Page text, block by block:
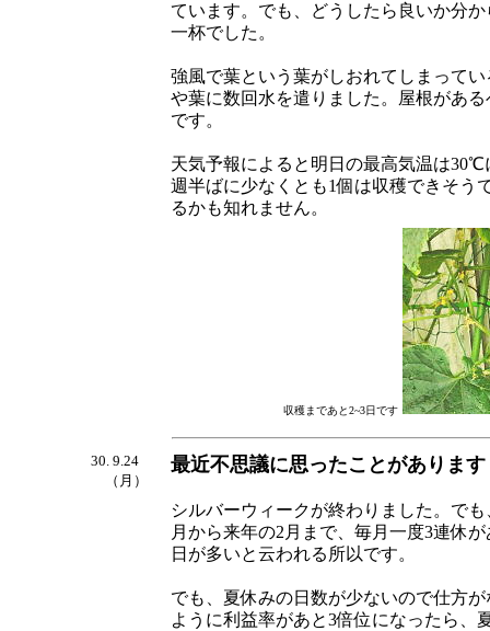
ています。でも、どうしたら良いか分
一杯でした。
強風で葉という葉がしおれてしまって
や葉に数回水を遣りました。屋根があ
です。
天気予報によると明日の最高気温は
週半ばに少なくとも1個は収穫できそう
るかも知れません。
収穫まであと2~3日です
30. 9.24
（月）
最近不思議に思ったことがあります
シルバーウィークが終わりました。で
月から来年の2月まで、毎月一度3連休
日が多いと云われる所以です。
でも、夏休みの日数が少ないので仕方
ように利益率があと3倍位になったら、